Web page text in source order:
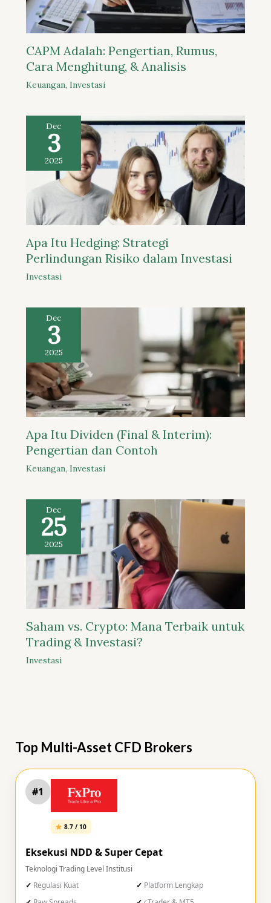
CAPM Adalah: Pengertian, Rumus,
Cara Menghitung, & Analisis
Keuangan, Investasi
Dec
3
2025
Apa Itu Hedging: Strategi
Perlindungan Risiko dalam Investasi
Investasi
Dec
3
2025
Apa Itu Dividen (Final & Interim):
Pengertian dan Contoh
Keuangan, Investasi
Dec
25
2025
Saham vs. Crypto: Mana Terbaik untuk
Trading & Investasi?
Investasi
Top Multi-Asset CFD Brokers
#1
8.7 / 10
Eksekusi NDD & Super Cepat
Teknologi Trading Level Institusi
Regulasi Kuat
Platform Lengkap